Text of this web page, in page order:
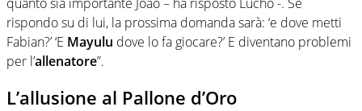
quanto sia importante Joao – ha risposto Lucho -. Se
rispondo su di lui, la prossima domanda sarà: ‘e dove metti
Fabian?’ ‘E Mayulu dove lo fa giocare?’ E diventano problemi
per l’allenatore”.
L’allusione al Pallone d’Oro